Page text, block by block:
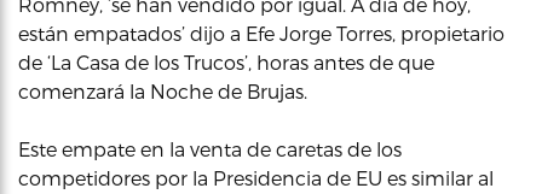
están empatados’ dijo a Efe Jorge Torres, propietario
de ‘La Casa de los Trucos’, horas antes de que
comenzará la Noche de Brujas.
Este empate en la venta de caretas de los
competidores por la Presidencia de EU es similar al